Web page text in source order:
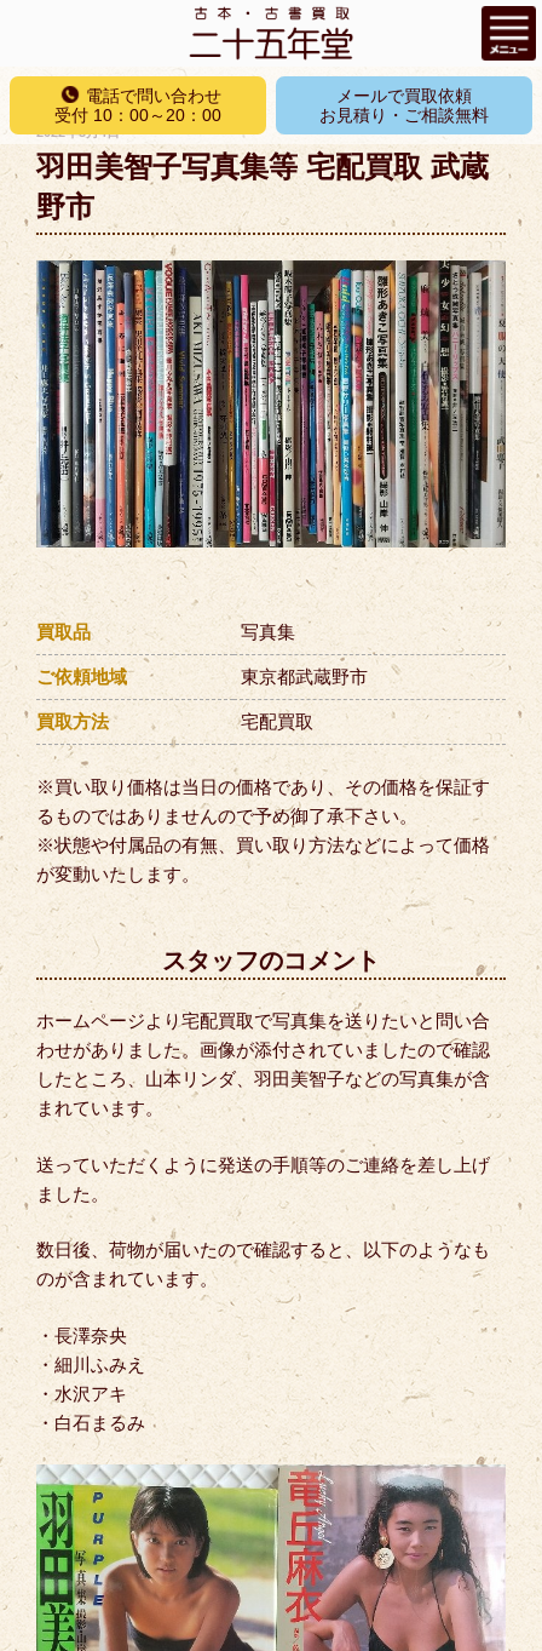
コ
テ
ン
ツ
へ
ス
キ
プ
電話で問い合わせ
受付 10：00～20：00
メールで買取依頼
お見積り・ご相談無料
稿
日:
2022年3月4日
羽田美智子写真集等 宅配買取 武蔵
野市
買取品 写真集
ご依頼地域 東京都武蔵野市
買取方法 宅配買取
※買い取り価格は当日の価格であり、その価格を保証す
るものではありませんので予め御了承下さい。
※状態や付属品の有無、買い取り方法などによって価格
が変動いたします。
スタッフのコメント
ホームページより宅配買取で写真集を送りたいと問い合
わせがありました。画像が添付されていましたので確認
したところ、山本リンダ、羽田美智子などの写真集が含
まれています。
送っていただくように発送の手順等のご連絡を差し上げ
ました。
数日後、荷物が届いたので確認すると、以下のようなも
のが含まれています。
・長澤奈央
・細川ふみえ
・水沢アキ
・白石まるみ